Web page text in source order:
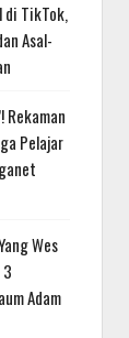
di TikTok,
Asal-
Rekaman
Pelajar
Wes
Adam